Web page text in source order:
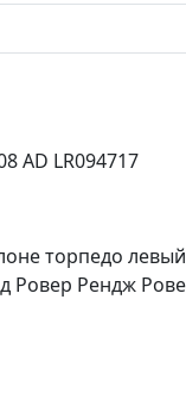
AD LR094717
торпедо
Рендж